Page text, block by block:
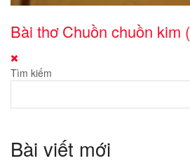
Bài thơ Chuồn chuồn kim
Tìm kiếm
Bài viết mới